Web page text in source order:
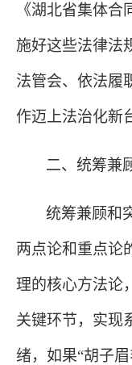
《湖北省集体
施好这些法律法
法管会、依法履
作迈上法治化新
二、统筹兼
统筹兼顾和
两点论和重点论
理的核心方法论
关键环节，实现
绪，如果“胡子